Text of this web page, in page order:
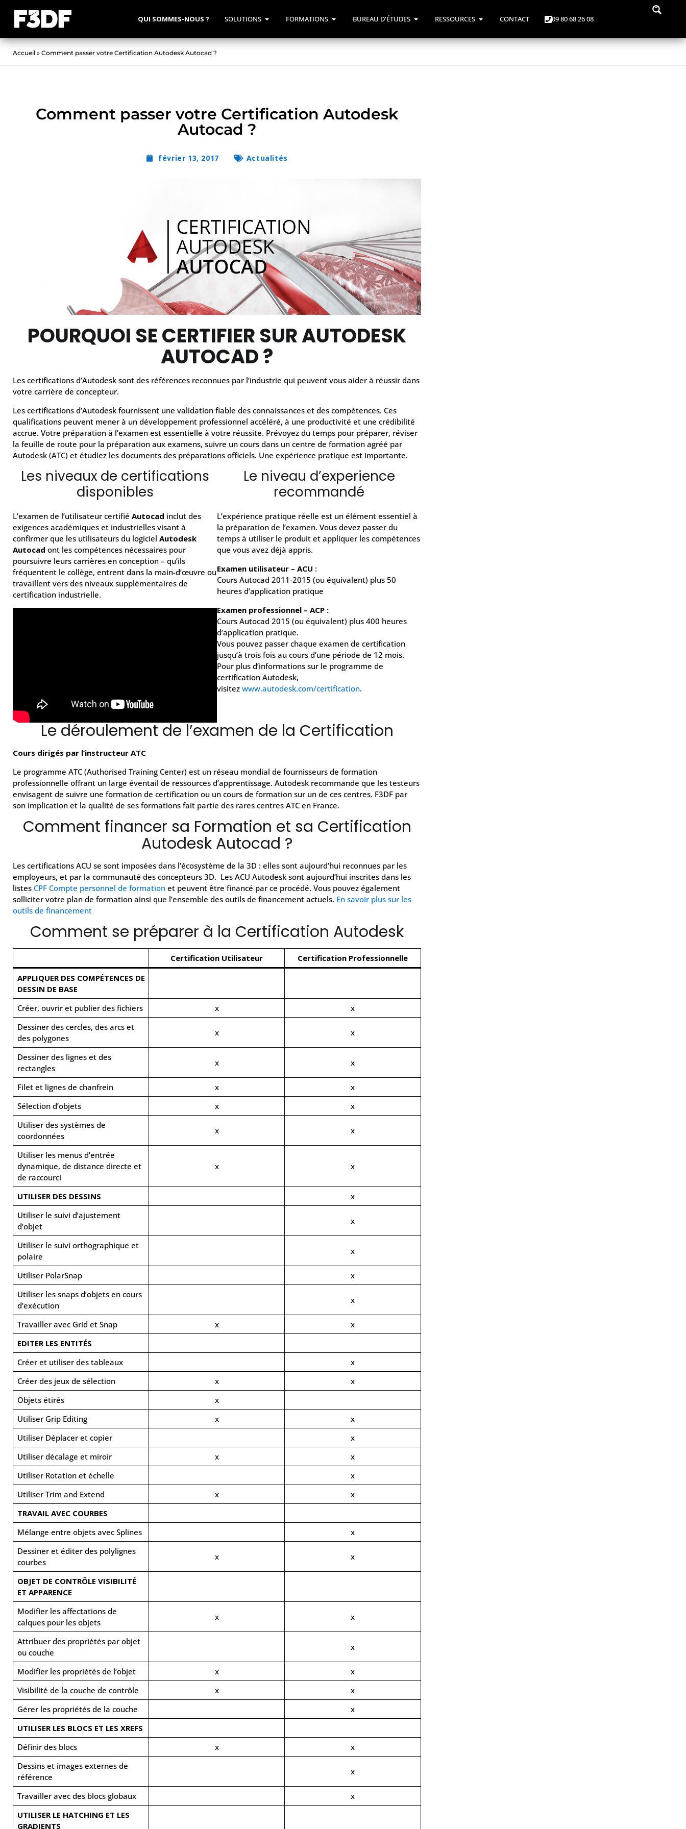
QUI SOMMES-NOUS ? SOLUTIONS FORMATIONS BUREAU D'ÉTUDES RESSOURCES CONTACT 09 80 68 26 08
Accueil » Comment passer votre Certification Autodesk Autocad ?
Comment passer votre Certification Autodesk
Autocad ?
février 13, 2017 Actualités
POURQUOI SE CERTIFIER SUR AUTODESK
AUTOCAD ?
Les certifications d’Autodesk sont des références reconnues par l’industrie qui peuvent vous aider à réussir dans
votre carrière de concepteur.
Les certifications d’Autodesk fournissent une validation fiable des connaissances et des compétences. Ces
qualifications peuvent mener à un développement professionnel accéléré, à une productivité et une crédibilité
accrue. Votre préparation à l’examen est essentielle à votre réussite. Prévoyez du temps pour préparer, réviser
la feuille de route pour la préparation aux examens, suivre un cours dans un centre de formation agréé par
Autodesk (ATC) et étudiez les documents des préparations officiels. Une expérience pratique est importante.
Les niveaux de certifications
disponibles
L’examen de l’utilisateur certifié Autocad inclut des
exigences académiques et industrielles visant à
confirmer que les utilisateurs du logiciel Autodesk
Autocad ont les compétences nécessaires pour
poursuivre leurs carrières en conception – qu’ils
fréquentent le collège, entrent dans la main-d’œuvre ou
travaillent vers des niveaux supplémentaires de
certification industrielle.
Le niveau d’experience
recommandé
L’expérience pratique réelle est un élément essentiel à
la préparation de l’examen. Vous devez passer du
temps à utiliser le produit et appliquer les compétences
que vous avez déjà appris.
Examen utilisateur – ACU :
Cours Autocad 2011-2015 (ou équivalent) plus 50
heures d’application pratique
Examen professionnel – ACP :
Cours Autocad 2015 (ou équivalent) plus 400 heures
d’application pratique.
Vous pouvez passer chaque examen de certification
jusqu’à trois fois au cours d’une période de 12 mois.
Pour plus d’informations sur le programme de
certification Autodesk,
visitez www.autodesk.com/certification.
Le déroulement de l’examen de la Certification
Cours dirigés par l’instructeur ATC
Le programme ATC (Authorised Training Center) est un réseau mondial de fournisseurs de formation
professionnelle offrant un large éventail de ressources d’apprentissage. Autodesk recommande que les testeurs
envisagent de suivre une formation de certification ou un cours de formation sur un de ces centres. F3DF par
son implication et la qualité de ses formations fait partie des rares centres ATC en France.
Comment financer sa Formation et sa Certification
Autodesk Autocad ?
Les certifications ACU se sont imposées dans l’écosystème de la 3D : elles sont aujourd’hui reconnues par les
employeurs, et par la communauté des concepteurs 3D. Les ACU Autodesk sont aujourd’hui inscrites dans les
listes CPF Compte personnel de formation et peuvent être financé par ce procédé. Vous pouvez également
solliciter votre plan de formation ainsi que l’ensemble des outils de financement actuels. En savoir plus sur les
outils de financement
Comment se préparer à la Certification Autodesk
Certification Utilisateur
Certification Professionnelle
APPLIQUER DES COMPÉTENCES DE
DESSIN DE BASE
Créer, ouvrir et publier des fichiers
x
x
Dessiner des cercles, des arcs et
des polygones
x x
Dessiner des lignes et des
rectangles
x x
Filet et lignes de chanfrein x
x
Sélection d’objets
x
x
Utiliser des systèmes de
coordonnées
x x
Utiliser les menus d’entrée
dynamique, de distance directe et
de raccourci
x x
UTILISER DES DESSINS
x
Utiliser le suivi d’ajustement
d’objet
x
Utiliser le suivi orthographique et
polaire
x
Utiliser PolarSnap
x
Utiliser les snaps d’objets en cours
d’exécution
x
Travailler avec Grid et Snap x
x
EDITER LES ENTITÉS
Créer et utiliser des tableaux
x
Créer des jeux de sélection
x
x
Objets étirés
x
Utiliser Grip Editing
x
x
Utiliser Déplacer et copier
x
Utiliser décalage et miroir
x
x
Utiliser Rotation et échelle
x
Utiliser Trim and Extend
x
x
TRAVAIL AVEC COURBES
Mélange entre objets avec Splines
x
Dessiner et éditer des polylignes
courbes
x x
OBJET DE CONTRÔLE VISIBILITÉ
ET APPARENCE
Modifier les affectations de
calques pour les objets
x x
Attribuer des propriétés par objet
ou couche
x
Modifier les propriétés de l’objet x
x
Visibilité de la couche de contrôle
x
x
Gérer les propriétés de la couche
x
UTILISER LES BLOCS ET LES XREFS
Définir des blocs
x
x
Dessins et images externes de
référence
x
Travailler avec des blocs globaux
x
UTILISER LE HATCHING ET LES
GRADIENTS